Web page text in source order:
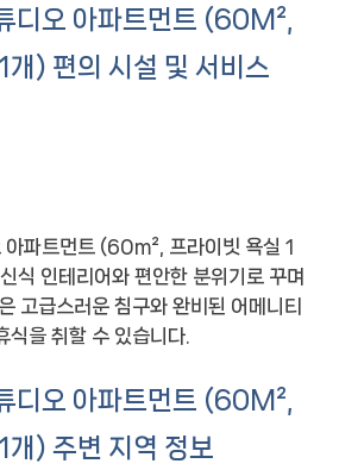
디오 아파트먼트 (60M²,
개) 편의 시설 및 서비스
아파트먼트 (60m², 프라이빗 욕실 1
식 인테리어와 편안한 분위기로 꾸며
고급스러운 침구와 완비된 어메니티
식을 취할 수 있습니다.
디오 아파트먼트 (60M²,
개) 주변 지역 정보